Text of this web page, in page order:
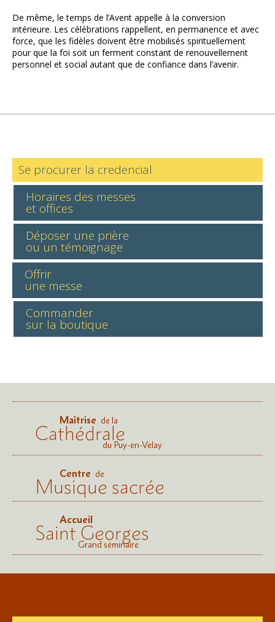
De même, le temps de l’Avent appelle à la conversion
intérieure. Les célébrations rappellent, en permanence et avec
force, que les fidèles doivent être mobilisés spirituellement
pour que la foi soit un ferment constant de renouvellement
personnel et social autant que de confiance dans l’avenir.
Se procurer la credencial
Horaires des messes
et offices
Déposer une prière
ou un témoignage
Offrir
une messe
Commander
sur la boutique
Maîtrise de la
Cathédraledu Puy-en-Velay
Centre de
Musique sacrée
Accueil
Saint Georges
Grand séminaire